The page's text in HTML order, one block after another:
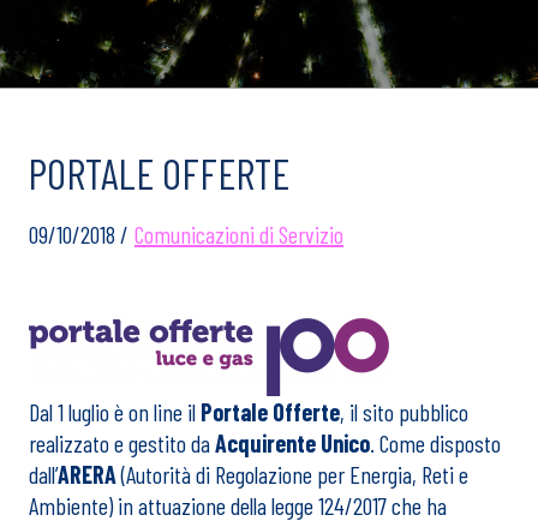
PORTALE OFFERTE
09/10/2018 / Comunicazioni di Servizio
Dal 1 luglio è on line il Portale Offerte, il sito pubblico
realizzato e gestito daAcquirente Unico. Come disposto
dall’ARERA(Autorità di Regolazione per Energia, Reti e
Ambiente) in attuazione della legge 124/2017 che ha